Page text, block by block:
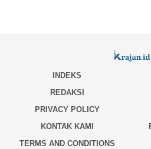
INDEKS
REDAKSI
PRIVACY POLICY
KONTAK KAMI
TERMS AND CONDITIONS